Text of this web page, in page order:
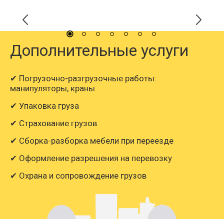
Дополнительные услуги
✔ Погрузочно-разгрузочные работы:
манипуляторы, краны
✔ Упаковка груза
✔ Страхование грузов
✔ Сборка-разборка мебели при переезде
✔ Оформление разрешения на перевозку
✔ Охрана и сопровождение грузов